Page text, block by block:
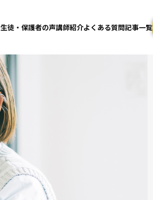
生徒・保護者の声講師紹介よくある質問記事一覧